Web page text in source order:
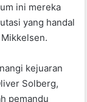
ini mereka
yang handal
kejuaran
Solberg,
pemandu